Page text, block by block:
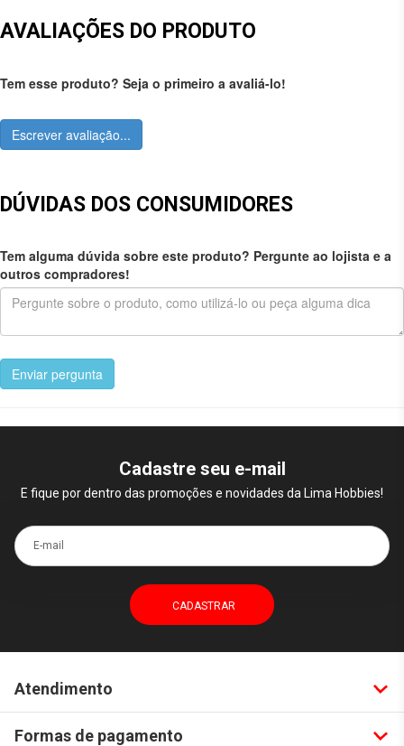
AVALIAÇÕES DO PRODUTO
Tem esse produto? Seja o primeiro a avaliá-lo!
Escrever avaliação...
DÚVIDAS DOS CONSUMIDORES
Tem alguma dúvida sobre este produto? Pergunte ao lojista e a
outros compradores!
Enviar pergunta
Cadastre seu e-mail
E fique por dentro das promoções e novidades da Lima Hobbies!
E-mail
Atendimento
Formas de pagamento